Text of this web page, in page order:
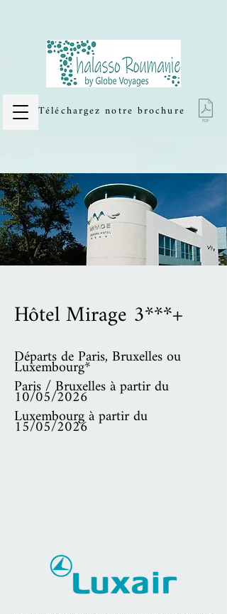
Téléchargez notre brochure
Hôtel Mirage 3***+
Départs de Paris, Bruxelles ou
Luxembourg*
Paris / Bruxelles à partir du
10/05/2026
Luxembourg à partir du
15/05/2026